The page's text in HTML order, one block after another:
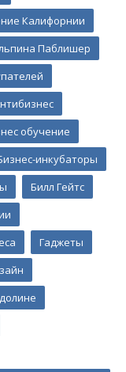
Калифорнии
Паблишер
обучение
инкубаторы
Билл Гейтс
Гаджеты